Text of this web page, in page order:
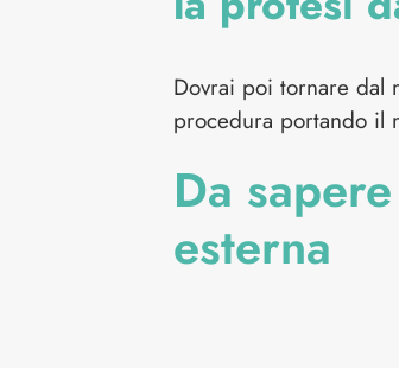
Dovrai poi tornare dal
procedura portando il
Da
esterna